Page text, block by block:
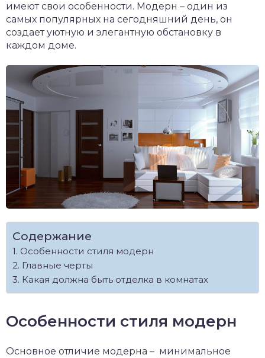
имеют свои особенности. Модерн – один из
самых популярных на сегодняшний день, он
создает уютную и элегантную обстановку в
каждом доме.
Содержание
Особенности стиля модерн
Главные черты
Какая должна быть отделка в комнатах
Особенности стиля модерн
Основное отличие модерна – минимальное